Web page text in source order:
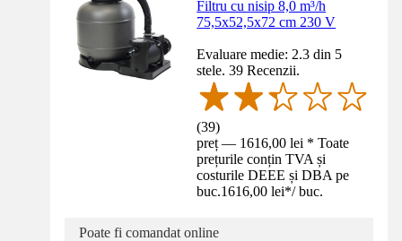
Filtru cu nisip 8,0 m³/h
75,5x52,5x72 cm 230 V
Evaluare medie: 2.3 din 5
stele. 39 Recenzii.
(39)
preț — 1616,00 lei * Toate
prețurile conțin TVA și
costurile DEEE și DBA pe
buc.1616,00 lei*/ buc.
Poate fi comandat online